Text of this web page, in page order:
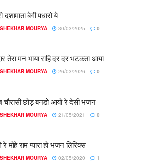
दशामाता बेगी पधारो ये
SHEKHAR MOURYA 30/03/2025 0
तेरा मन भाया राहि दर दर भटकता आया
SHEKHAR MOURYA 26/03/2026 0
छोड़ बनडो आयो रे देसी भजन
SHEKHAR MOURYA 21/05/2021 0
रे मोहे राम प्यारा हो भजन लिरिक्स
SHEKHAR MOURYA 02/05/2020 1